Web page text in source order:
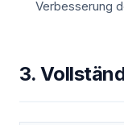
Verbesserung
3.